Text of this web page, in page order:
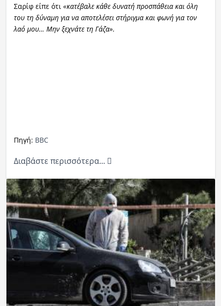
Σαρίφ είπε ότι «κατέβαλε κάθε δυνατή προσπάθεια και όλη
του τη δύναμη για να αποτελέσει στήριγμα και φωνή για τον
λαό μου… Μην ξεχνάτε τη Γάζα».
Πηγή: BBC
Διαβάστε περισσότερα...